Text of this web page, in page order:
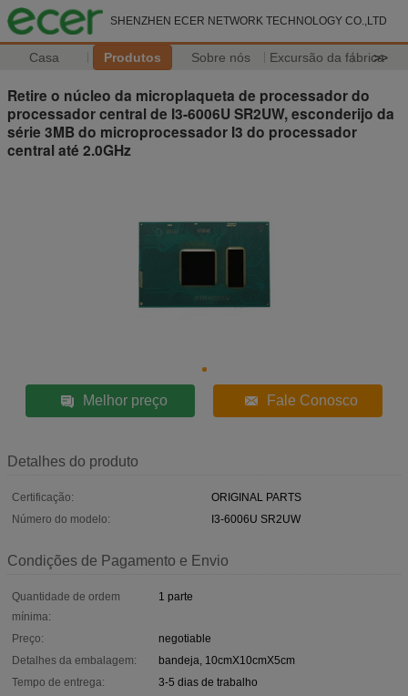
SHENZHEN ECER NETWORK TECHNOLOGY CO.,LTD
Casa Produtos Sobre nós Excursão da fábrica
>>
Retire o núcleo da microplaqueta de processador do
processador central de I3-6006U SR2UW, esconderijo da
série 3MB do microprocessador I3 do processador
central até 2.0GHz
Melhor preço Fale Conosco
Detalhes do produto
Certificação:
ORIGINAL PARTS
Número do modelo:
I3-6006U SR2UW
Condições de Pagamento e Envio
Quantidade de ordem
mínima:
1 parte
Preço:
negotiable
Detalhes da embalagem:
bandeja, 10cmX10cmX5cm
Tempo de entrega:
3-5 dias de trabalho